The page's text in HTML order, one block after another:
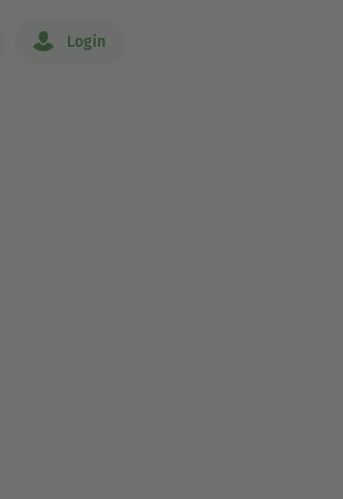
Login